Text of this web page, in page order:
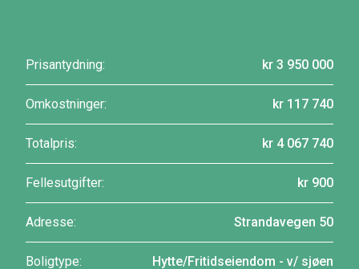
Prisantydning: kr 3 950 000
Omkostninger: kr 117 740
Totalpris: kr 4 067 740
Fellesutgifter: kr 900
Adresse: Strandavegen 50
Boligtype: Hytte/Fritidseiendom - v/ sjøen